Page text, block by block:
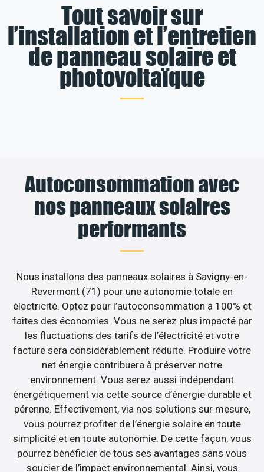
Tout savoir sur
l’installation et l’entretien
de panneau solaire et
photovoltaïque
Autoconsommation avec
nos panneaux solaires
performants
Nous installons des panneaux solaires à Savigny-en-
Revermont (71) pour une autonomie totale en
électricité. Optez pour l’autoconsommation à 100% et
faites des économies. Vous ne serez plus impacté par
les fluctuations des tarifs de l’électricité et votre
facture sera considérablement réduite. Produire votre
net énergie contribuera à préserver notre
environnement. Vous serez aussi indépendant
énergétiquement via cette source d’énergie durable et
pérenne. Effectivement, via nos solutions sur mesure,
vous pourrez profiter de l’énergie solaire en toute
simplicité et en toute autonomie. De cette façon, vous
pourrez bénéficier de tous ses avantages sans vous
soucier de l’impact environnemental. Ainsi, vous